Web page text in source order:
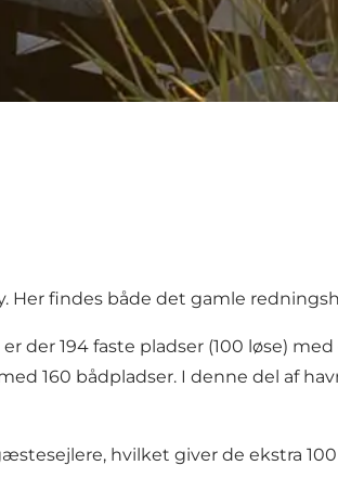
findes både det gamle
194 faste pladser (100 løse)
160 bådpladser. I denne del af
hvilket giver de ekstra 100